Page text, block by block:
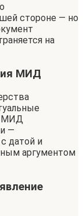
стороне — но
на
МИД
МИД
—
датой и
аргументом